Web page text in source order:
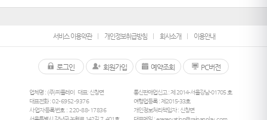
서비스 이용약관 개인정보취급방침 회사소개 이용안내
로그인 회원가입 예약조회 PC버전
업체명 : (주)피플레이
대표: 신창면
대표전화 :02-6952-9376
사업자등록번호 : 220-88-17836
통신판매업신고 : 제 2014-서울강남-01705 호
여행업등록 : 제2015-33호
개인정보처리책임자 : 신창면